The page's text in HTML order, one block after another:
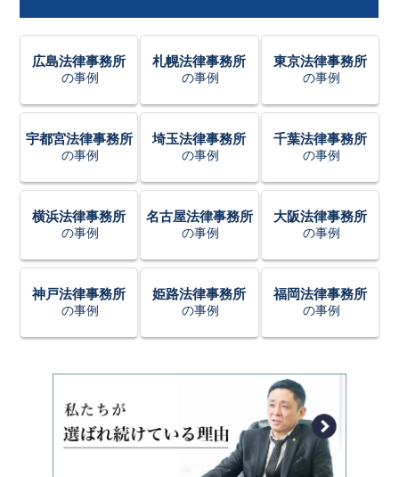
広島法律事務所
の事例
札幌法律事務所
の事例
東京法律事務所
の事例
宇都宮法律事務所
の事例
埼玉法律事務所
の事例
千葉法律事務所
の事例
横浜法律事務所
の事例
名古屋法律事務所
の事例
大阪法律事務所
の事例
神戸法律事務所
の事例
姫路法律事務所
の事例
福岡法律事務所
の事例